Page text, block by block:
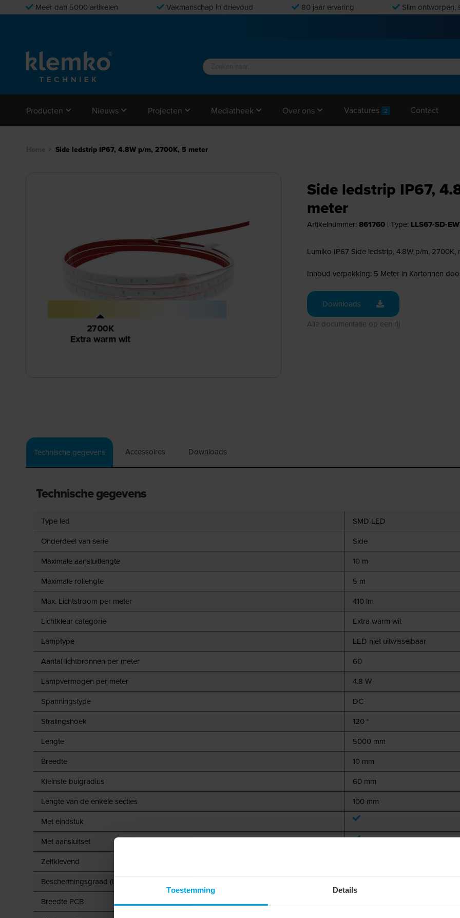
Toestemming Details
Meer dan 5000 artikelen Vakmanschap in drievoud 80 jaar ervaring Slim ontworpen,
Producten Nieuws Projecten Mediatheek Over ons Vacatures 2 Contact
Side ledstrip IP67, 4.8W p/m, 2700K, 5 meter
Side ledstrip IP67,
meter
Artikelnummer: 861760| Type: LLS67-SD-
Lumiko IP67 Side ledstrip, 4.8W p/m, 2700K,
Inhoud verpakking: 5 Meter in Kartonnen
Downloads
Alle documentatie op een rij
Technische gegevens Accessoires Downloads
Technische gegevens
Type led
SMD LED
Onderdeel van serie
Side
Maximale aansluitlengte
10 m
Maximale rollengte
5 m
Max. Lichtstroom per meter
410 lm
Lichtkleur categorie
Extra warm wit
Lamptype
LED niet uitwisselbaar
Aantal lichtbronnen per meter
60
Lampvermogen per meter
4.8 W
Spanningstype
DC
Stralingshoek
120 °
Lengte
5000 mm
Breedte
10 mm
Kleinste buigradius
60 mm
Lengte van de enkele secties
100 mm
Met eindstuk
Met aansluitset
Zelfklevend
Beschermingsgraad (IP)
Breedte PCB